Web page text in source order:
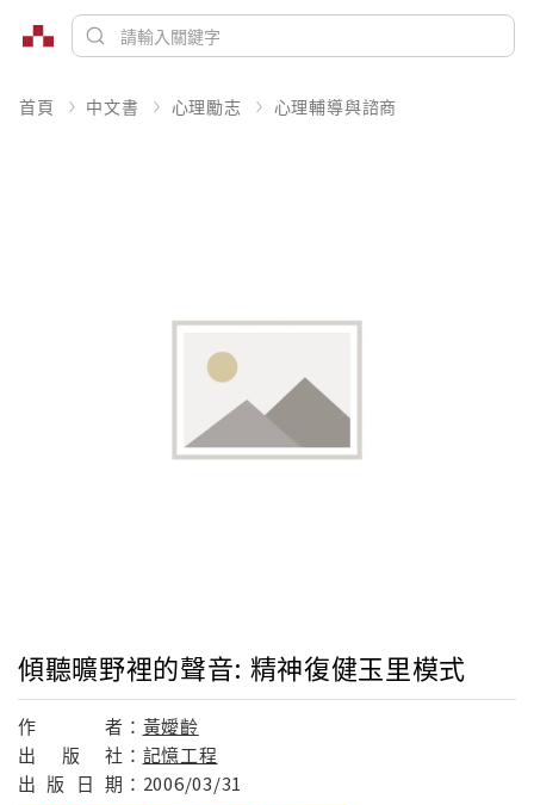
首頁 中文書 心理勵志 心理輔導與諮商
傾聽曠野裡的聲音: 精神復健玉里模式
作 者： 黃嬡齡
出
版 社： 記憶工程
出 版 日 期： 2006/03/31